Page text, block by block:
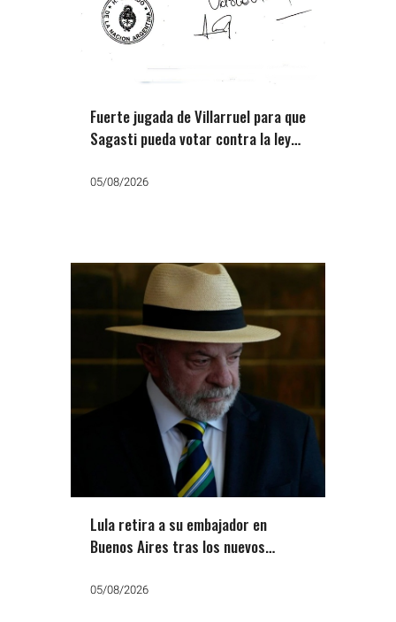
Fuerte jugada de Villarruel para que
Sagasti pueda votar contra la ley
05/08/2026
Lula retira a su embajador en
Buenos Aires tras los nuevos
05/08/2026